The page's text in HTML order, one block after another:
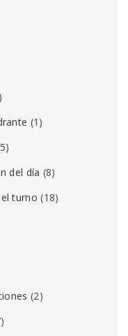
(1)
del día (8)
turno (18)
(2)